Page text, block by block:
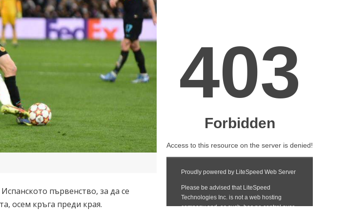
първенство, за да се
осем кръга преди края.